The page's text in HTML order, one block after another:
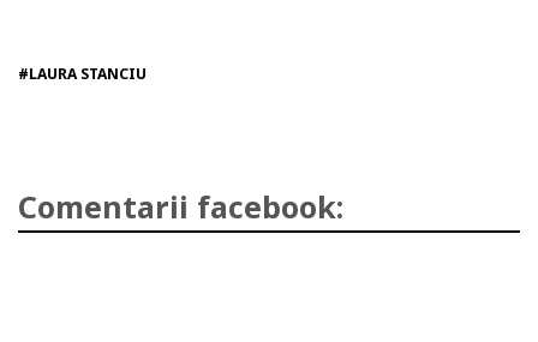
#LAURA STANCIU
Comentarii facebook: